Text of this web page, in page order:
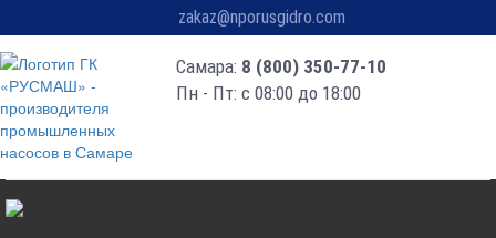
zakaz@nporusgidro.com
Самара: 8 (800) 350-77-10
Пн - Пт: с 08:00 до 18:00